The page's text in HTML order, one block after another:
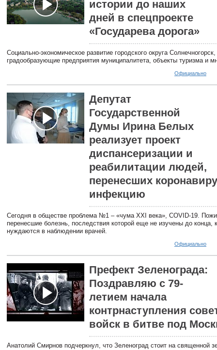
истории до наших
дней в спецпроекте
«Государева дорога»
Социально-экономическое развитие городского округа
градообразующие предприятия муниципалитета, объекты туризма и
Официально
Депутат
Государственной
Думы Ирина Белых
реализует проект
диспансеризации и
реабилитации людей,
перенесших
инфекцию
Сегодня в обществе проблема №1 – «чума XXI века», COVID-19.
перенесшие болезнь, последствия которой еще не изучены до конца,
нуждаются в наблюдении врачей.
Официально
Префект Зеленограда:
Поздравляю с 79-
летием начала
контрнаступления
войск в битве под
Анатолий Смирнов подчеркнул, что Зеленоград стоит на священной